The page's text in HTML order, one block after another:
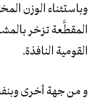
وباستثناء الوزن
المقطَّعة تزخر
القومية النافذة.
و من جهة أخرى